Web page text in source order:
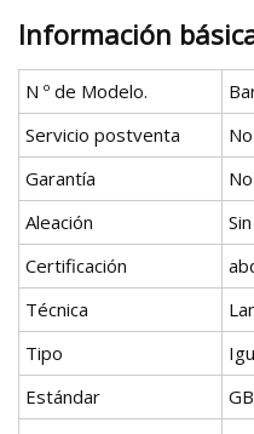
Información
N º de Modelo.
Servicio postventa
No
Garantía
No
Aleación
Certificación
Técnica
Tipo
Estándar